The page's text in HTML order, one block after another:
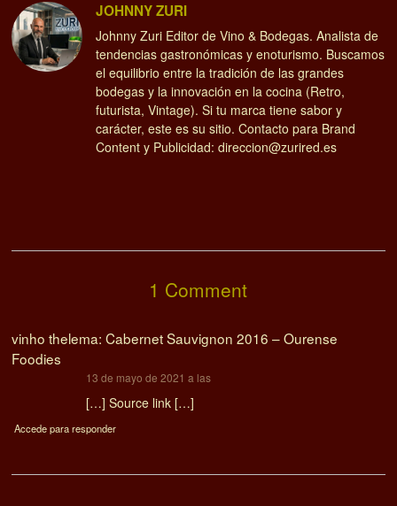
JOHNNY ZURI
Johnny Zuri Editor de Vino & Bodegas. Analista de
tendencias gastronómicas y enoturismo. Buscamos
el equilibrio entre la tradición de las grandes
bodegas y la innovación en la cocina (Retro,
futurista, Vintage). Si tu marca tiene sabor y
carácter, este es su sitio. Contacto para Brand
Content y Publicidad: direccion@zurired.es
1 Comment
vinho thelema: Cabernet Sauvignon 2016 – Ourense
Foodies
13 de mayo de 2021 a las
[…] Source link […]
Accede para responder